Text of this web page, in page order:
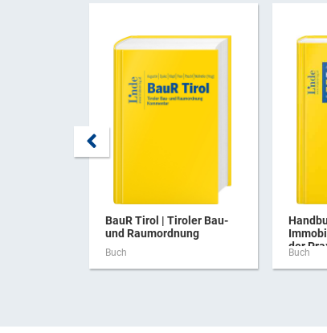
BauR Tirol | Tiroler Bau-
und Raumordnung
Buch
der
Buch